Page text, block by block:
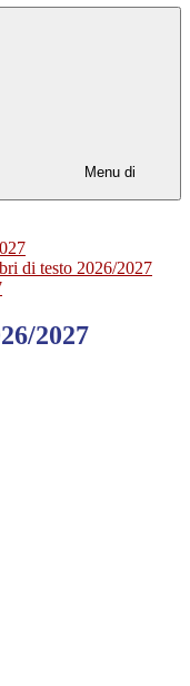
Menu di
di testo 2026/2027
2027